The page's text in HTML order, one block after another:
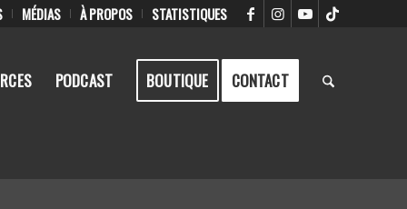
MÉDIAS À PROPOS STATISTIQUES
PODCAST BOUTIQUE CONTACT